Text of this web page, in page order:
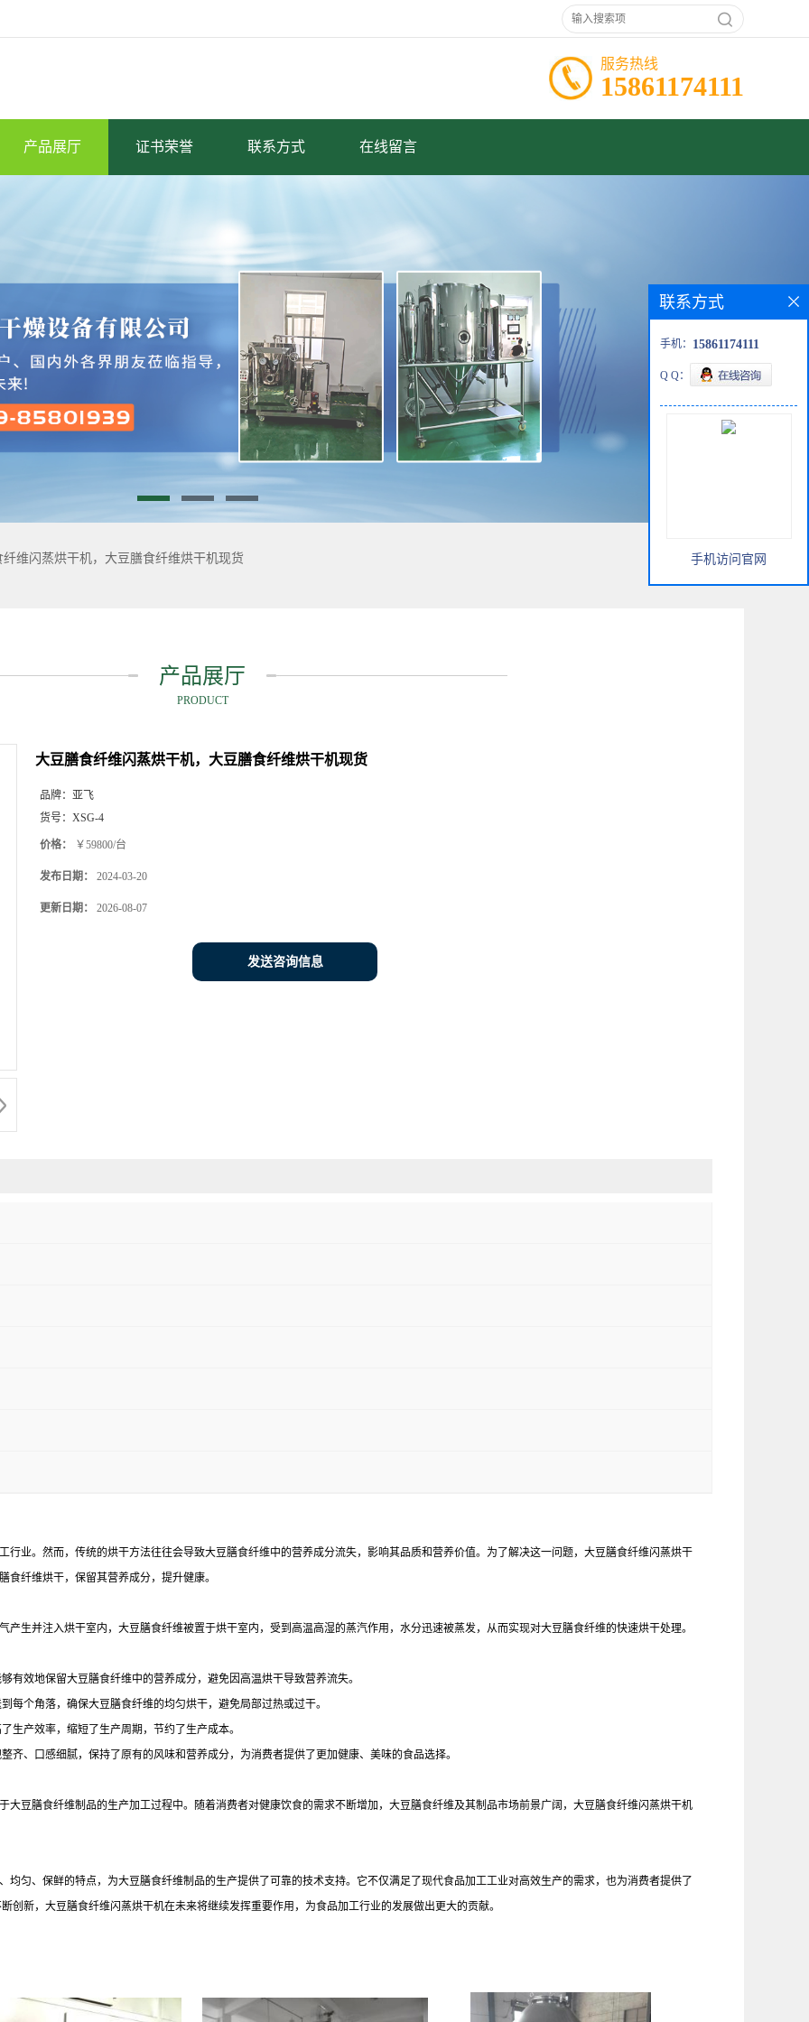
服务热线
15861174111
产品展厅 证书荣誉 联系方式 在线留言
纤维闪蒸烘干机，大豆膳食纤维烘干机现货
产品展厅
PRODUCT
大豆膳食纤维闪蒸烘干机，大豆膳食纤维烘干机现货
品牌： 亚飞
货号： XSG-4
价格： ￥59800/台
发布日期： 2024-03-20
更新日期： 2026-08-07
发送咨询信息
行业。然而，传统的烘干方法往往会导致大豆膳食纤维中的营养成分流失，影响其品质和营养价值。为了解决这一问题，大豆膳食纤维闪蒸烘干
纤维烘干，保留其营养成分，提升健康。
生并注入烘干室内，大豆膳食纤维被置于烘干室内，受到高温高湿的蒸汽作用，水分迅速被蒸发，从而实现对大豆膳食纤维的快速烘干处理。
有效地保留大豆膳食纤维中的营养成分，避免因高温烘干导致营养流失。
每个角落，确保大豆膳食纤维的均匀烘干，避免局部过热或过干。
生产效率，缩短了生产周期，节约了生产成本。
齐、口感细腻，保持了原有的风味和营养成分，为消费者提供了更加健康、美味的食品选择。
大豆膳食纤维制品的生产加工过程中。随着消费者对健康饮食的需求不断增加，大豆膳食纤维及其制品市场前景广阔，大豆膳食纤维闪蒸烘干机
均匀、保鲜的特点，为大豆膳食纤维制品的生产提供了可靠的技术支持。它不仅满足了现代食品加工工业对高效生产的需求，也为消费者提供了
创新，大豆膳食纤维闪蒸烘干机在未来将继续发挥重要作用，为食品加工行业的发展做出更大的贡献。
联系方式
手机： 15861174111
Q Q：
手机访问官网